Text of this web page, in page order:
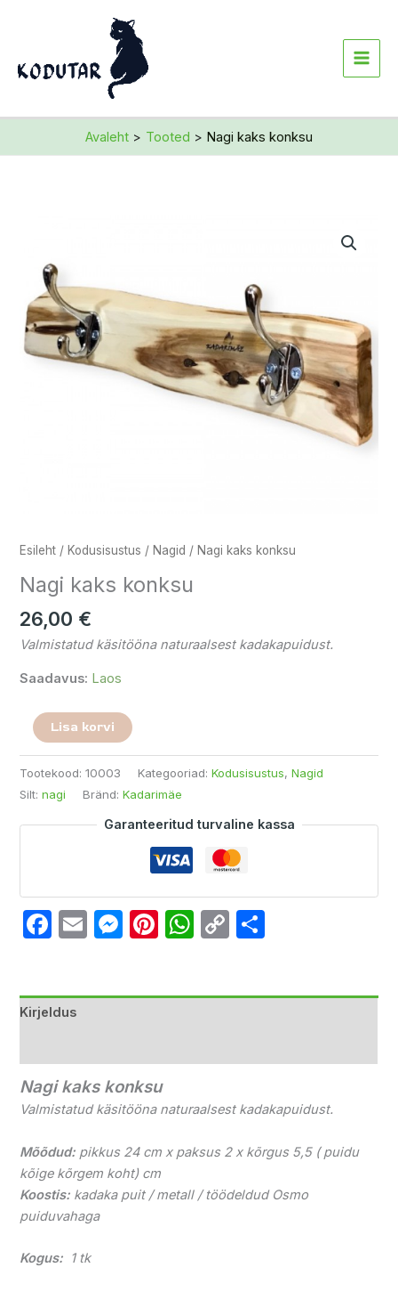
Avaleht Tooted Nagi kaks konksu
Esileht / Kodusisustus / Nagid / Nagi kaks konksu
Nagi kaks konksu
26,00 €
Valmistatud käsitööna naturaalsest kadakapuidust.
Saadavus: Laos
konksu
kogus
Lisa korvi
Tootekood:10003 Kategooriad:Kodusisustus,Nagid
Silt:nagi Bränd:Kadarimäe
Garanteeritud turvaline kassa
Facebook
EmailMessenger
Pinterest
WhatsApp
Copy
Kirjeldus
Nagi kaks konksu
Valmistatud käsitööna naturaalsest kadakapuidust.
Mõõdud: pikkus 24 cm x paksus 2 x kõrgus 5,5 ( puidu
kõige kõrgem koht) cm
Koostis: kadaka puit / metall / töödeldud Osmo
puiduvahaga
Kogus: 1 tk